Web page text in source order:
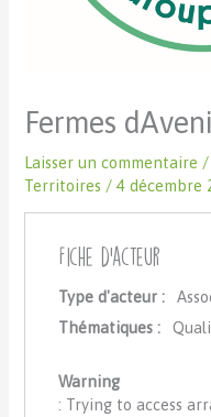
Fermes
Laisser un commentaire
Territoires /4 décembre
Fiche d'acteur
Type d'acteur :
Thématiques :
Warning
: Trying to access